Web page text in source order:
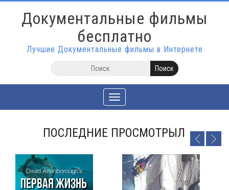
Документальные фильмы
бесплатно
Лучшие Документальные фильмы в Интернете
Toggle
navigation
ПОСЛЕДНИЕ ПРОСМОТРЫЛ